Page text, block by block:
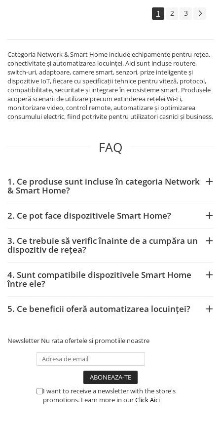
1 2 3
Categoria Network & Smart Home include echipamente pentru rețea,
conectivitate și automatizarea locuinței. Aici sunt incluse routere,
switch-uri, adaptoare, camere smart, senzori, prize inteligente și
dispozitive IoT, fiecare cu specificații tehnice pentru viteză, protocol,
compatibilitate, securitate și integrare în ecosisteme smart. Produsele
acoperă scenarii de utilizare precum extinderea rețelei Wi‑Fi,
monitorizare video, control remote, automatizare și optimizarea
consumului electric, fiind potrivite pentru utilizatori casnici și business.
FAQ
1. Ce produse sunt incluse în categoria Network
& Smart Home?
2. Ce pot face dispozitivele Smart Home?
3. Ce trebuie să verific înainte de a cumpăra un
dispozitiv de rețea?
4. Sunt compatibile dispozitivele Smart Home
între ele?
5. Ce beneficii oferă automatizarea locuinței?
Newsletter Nu rata ofertele si promotiile noastre
I want to receive a newsletter with the store's
promotions. Learn more in ourClick Aici